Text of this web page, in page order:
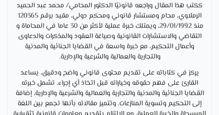
ككتب هذا المقال وراجعه قانونيًا الدكتور المحامي/ محمد عبد الحميد
الرملاوي، محام ومستشار قانوني ومحكم دولي، مقيد برقم 120365
منذ 29/01/1992، ويمتلك خبرة عملية لأكثر من 30 عاما في المحاماة و
التقاضي والاستشارات القانونية وصياغة العقود والمذكرات والدعاوى
وأعمال التحكيم، مع خبرة واسعة في القضايا الجنائية والمدنية
والتجارية والعمالية والشرعية والإدارية.
يركز في كتاباته على تقديم محتوى قانوني واضح ودقيق، يساعد
القارئ على فهم حقوقه وخياراته قبل اتخاذ أي إجراء. تشمل خبرته
القضايا الجنائية والمدنية والتجارية والعمالية والشرعية والإدارية، إضافة
إلى التحكيم وتسوية المنازعات. وتتميز مقالاته بأنها تجمع بين اللغة